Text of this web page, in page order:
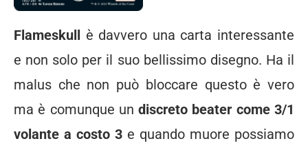
Flameskull è davvero una carta interessante
e non solo per il suo bellissimo disegno. Ha il
malus che non può bloccare questo è vero
ma è comunque undiscreto beater come 3/1
volante a costo 3 e quando muore possiamo